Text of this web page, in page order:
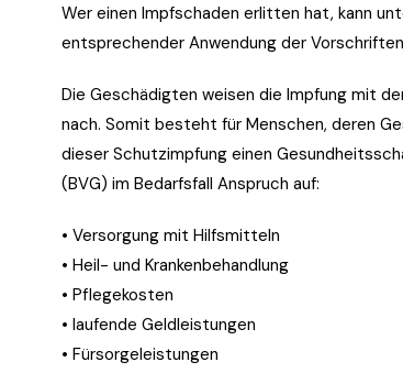
Wer einen Impfschaden erlitten hat, kann
entsprechender Anwendung der
Die Geschädigten weisen die Impfung mit
nach. Somit besteht für Menschen, deren
dieser Schutzimpfung einen
(BVG) im Bedarfsfall Anspruch auf:
• Versorgung mit Hilfsmitteln
• Heil- und Krankenbehandlung
• Pflegekosten
• laufende Geldleistungen
• Fürsorgeleistungen